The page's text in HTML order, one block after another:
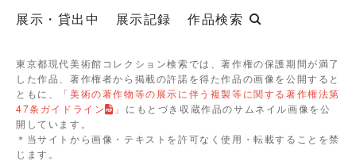
展示・貸出中
展示記録 作品検索
東京都現代美術館コレクション検索では、著作権の保護期間が満了
した作品、著作権者から掲載の許諾を得た作品の画像を公開すると
ともに、「美術の著作物等の展示に伴う複製等に関する著作権法第
47条ガイドライン
」にもとづき収蔵作品のサムネイル画像を公
開しています。
＊当サイトから画像・テキストを許可なく使用・転載することを禁
じます。